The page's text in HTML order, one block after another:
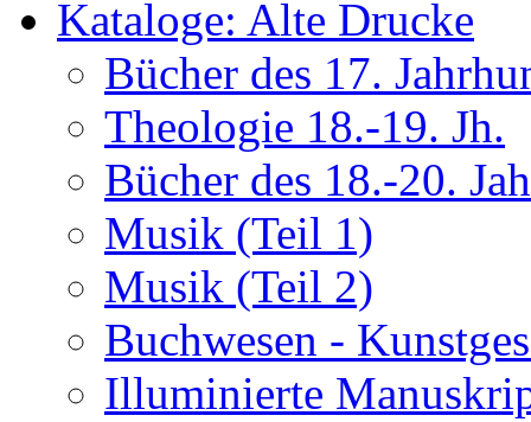
Kataloge: Alte Drucke
Bücher des 17.
Theologie 18.-19. Jh.
Bücher des 18.-20.
Musik (Teil 1)
Musik (Teil 2)
Buchwesen -
Illuminierte